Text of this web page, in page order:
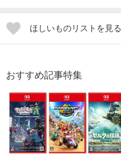
ほしいものリストを見る
おすすめ記事特集